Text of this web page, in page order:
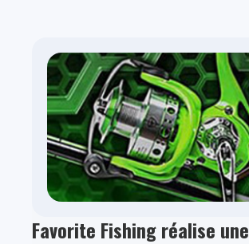
Favorite Fishing réalise une